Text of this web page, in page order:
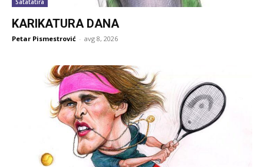
KARIKATURA DANA
Petar Pismestrović - avg 8, 2026